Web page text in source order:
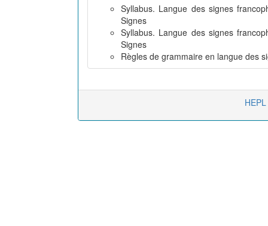
Syllabus. Langue des signes
Signes
Syllabus. Langue des signes
Signes
Règles de grammaire en langue des